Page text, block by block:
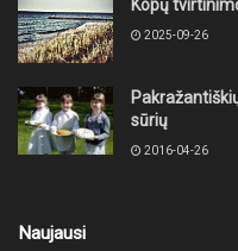
Kopų
2025-09-26
sūrių
2016-04-26
Naujausi